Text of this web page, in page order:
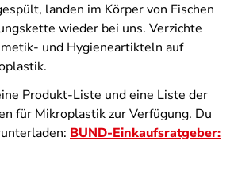
landen im Körper von Fischen
wieder bei uns. Verzichte
und Hygieneartikteln auf
Produkt-Liste und eine Liste der
für Mikroplastik zur Verfügung. Du
BUND-Einkaufsratgeber: